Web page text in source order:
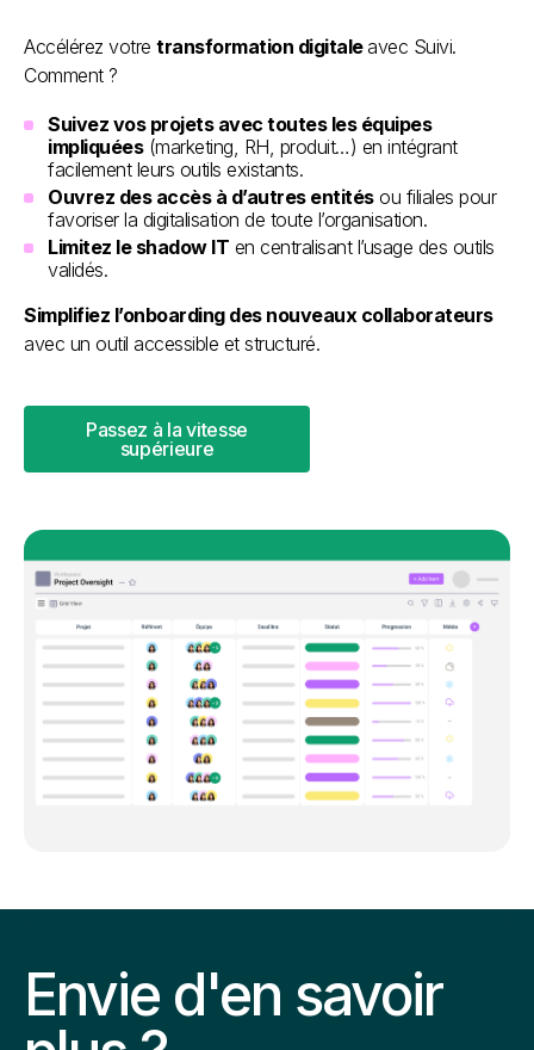
Accélérez votre transformation digitale avec Suivi.
Comment ?
Suivez vos projets avec toutes les équipes
impliquées(marketing, RH, produit…) en intégrant
facilement leurs outils existants.
Ouvrez des accès à d’autres entitésou filiales pour
favoriser la digitalisation de toute l’organisation.
Limitez le shadow IT en centralisant l’usage des outils
validés.
Simplifiez l’onboarding des nouveaux collaborateurs
avec un outil accessible et structuré.
Passez à la vitesse
supérieure
Envie d'en savoir